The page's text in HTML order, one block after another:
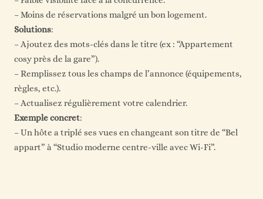
– Moins de réservations malgré un bon logement.
Solutions:
– Ajoutez des mots-clés dans le titre (ex : “Appartement
cosy près de la gare”).
– Remplissez tous les champs de l’annonce (équipements,
règles, etc.).
– Actualisez régulièrement votre calendrier.
Exemple concret:
– Un hôte a triplé ses vues en changeant son titre de “Bel
appart” à “Studio moderne centre-ville avec Wi-Fi”.